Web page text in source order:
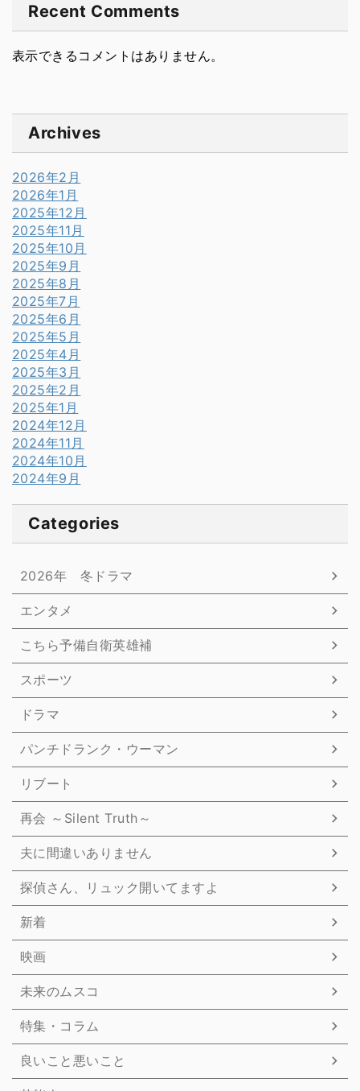
Recent Comments
表示できるコメントはありません。
Archives
2026年2月
2026年1月
2025年12月
2025年11月
2025年10月
2025年9月
2025年8月
2025年7月
2025年6月
2025年5月
2025年4月
2025年3月
2025年2月
2025年1月
2024年12月
2024年11月
2024年10月
2024年9月
Categories
2026年 冬ドラマ
エンタメ
こちら予備自衛英雄補
スポーツ
ドラマ
パンチドランク・ウーマン
リブート
再会 ～Silent Truth～
夫に間違いありません
探偵さん、リュック開いてますよ
新着
映画
未来のムスコ
特集・コラム
良いこと悪いこと